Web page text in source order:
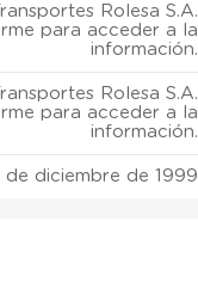
Rolesa S.A.
para acceder a la
información.
Rolesa S.A.
para acceder a la
información.
de diciembre de 1999